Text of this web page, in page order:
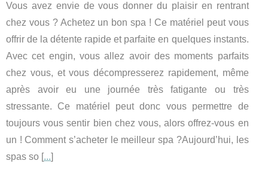
Vous avez envie de vous donner du plaisir en rentrant
chez vous ? Achetez un bon spa ! Ce matériel peut vous
offrir de la détente rapide et parfaite en quelques instants.
Avec cet engin, vous allez avoir des moments parfaits
chez vous, et vous décompresserez rapidement, même
après avoir eu une journée très fatigante ou très
stressante. Ce matériel peut donc vous permettre de
toujours vous sentir bien chez vous, alors offrez-vous en
un ! Comment s’acheter le meilleur spa ?Aujourd’hui, les
spas so [...]